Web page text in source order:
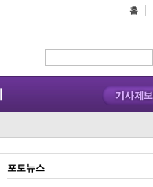
홈
포토뉴스